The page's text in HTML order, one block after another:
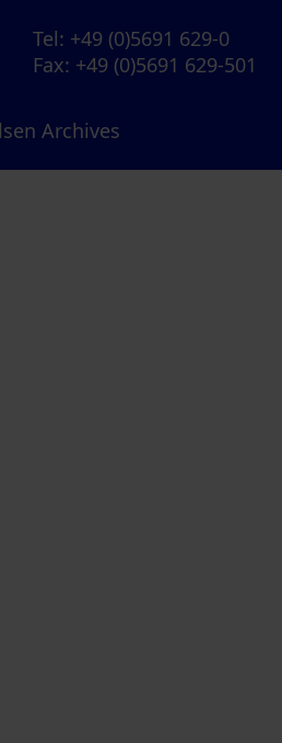
Tel: +49 (0)5691 629-0
Fax: +49 (0)5691 629-501
Archives